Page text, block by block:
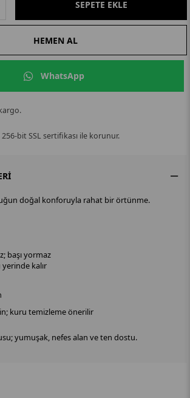
WhatsApp
bit SSL sertifikası ile korunur.
doğal konforuyla rahat bir örtünme.
başı yormaz
kalır
kuru temizleme önerilir
yumuşak, nefes alan ve ten dostu.